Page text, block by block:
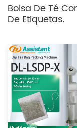
Bolsa De Té
De Etiquetas.